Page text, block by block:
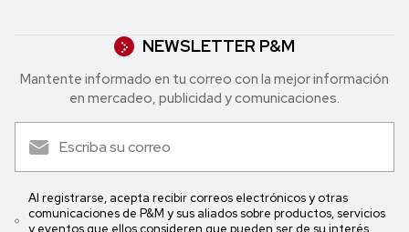
NEWSLETTER P&M
Mantente informado en tu correo con la mejor in formación
en mercadeo, publicidad y comunicaciones.
Al registrarse, acepta recibir correos electrónicos y otras
comunicaciones de P&M y sus aliados sobre productos, servicios
y eventos que ellos consideren que pueden ser de su interés.